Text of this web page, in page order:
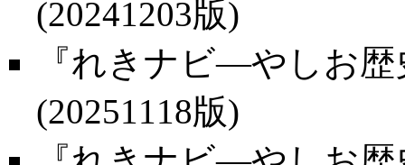
(20241203版)
『れきナビ―やしお
(20251118版)